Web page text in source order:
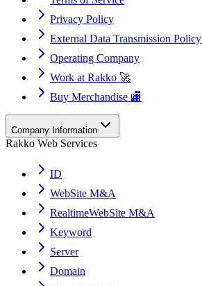
Privacy Policy
External Data Transmission Policy
Operating Company
Work at Rakko 🚀
Buy Merchandise 🏬
Company Information
Rakko Web Services
ID
WebSite M&A
RealtimeWebSite M&A
Keyword
Server
Domain